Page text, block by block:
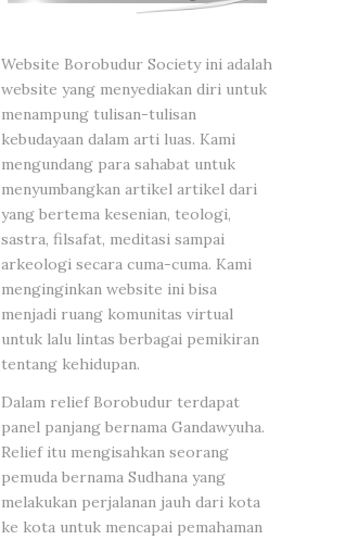
Website Borobudur Society ini adalah
website yang menyediakan diri untuk
menampung tulisan-tulisan
kebudayaan dalam arti luas. Kami
mengundang para sahabat untuk
menyumbangkan artikel artikel dari
yang bertema kesenian, teologi,
sastra, filsafat, meditasi sampai
arkeologi secara cuma-cuma. Kami
menginginkan website ini bisa
menjadi ruang komunitas virtual
untuk lalu lintas berbagai pemikiran
tentang kehidupan.
Dalam relief Borobudur terdapat
panel panjang bernama Gandawyuha.
Relief itu mengisahkan seorang
pemuda bernama Sudhana yang
melakukan perjalanan jauh dari kota
ke kota untuk mencapai pemahaman